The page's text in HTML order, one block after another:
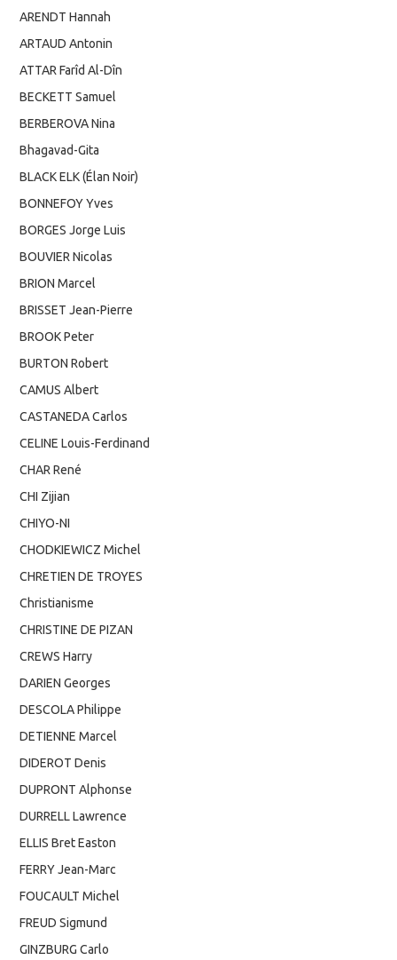
ARENDT Hannah
ARTAUD Antonin
ATTAR Farîd Al-Dîn
BECKETT Samuel
BERBEROVA Nina
Bhagavad-Gita
BLACK ELK (Élan Noir)
BONNEFOY Yves
BORGES Jorge Luis
BOUVIER Nicolas
BRION Marcel
BRISSET Jean-Pierre
BROOK Peter
BURTON Robert
CAMUS Albert
CASTANEDA Carlos
CELINE Louis-Ferdinand
CHAR René
CHI Zijian
CHIYO-NI
CHODKIEWICZ Michel
CHRETIEN DE TROYES
Christianisme
CHRISTINE DE PIZAN
CREWS Harry
DARIEN Georges
DESCOLA Philippe
DETIENNE Marcel
DIDEROT Denis
DUPRONT Alphonse
DURRELL Lawrence
ELLIS Bret Easton
FERRY Jean-Marc
FOUCAULT Michel
FREUD Sigmund
GINZBURG Carlo